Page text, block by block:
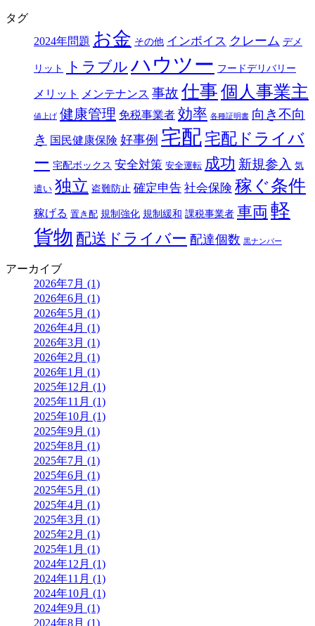
タグ
2024年問題 お金 その他 インボイス クレーム デメ
リット トラブル ハウツー フードデリバリー
メリット メンテナンス 事故 仕事個人事業主
値上げ 健康管理 免税事業者 効率 各種証明書 向き不向
き 国民健康保険 好事例 宅配宅配ドライバ
ー 宅配ボックス 安全対策 安全運転 成功 新規参入 気
遣い 独立 盗難防止 確定申告 社会保険 稼ぐ条件
稼げる 置き配 規制強化 規制緩和 課税事業者 車両 軽
貨物 配送ドライバー 配達個数 黒ナンバー
アーカイブ
2026年7月 (1)
2026年6月 (1)
2026年5月 (1)
2026年4月 (1)
2026年3月 (1)
2026年2月 (1)
2026年1月 (1)
2025年12月 (1)
2025年11月 (1)
2025年10月 (1)
2025年9月 (1)
2025年8月 (1)
2025年7月 (1)
2025年6月 (1)
2025年5月 (1)
2025年4月 (1)
2025年3月 (1)
2025年2月 (1)
2025年1月 (1)
2024年12月 (1)
2024年11月 (1)
2024年10月 (1)
2024年9月 (1)
2024年8月 (1)